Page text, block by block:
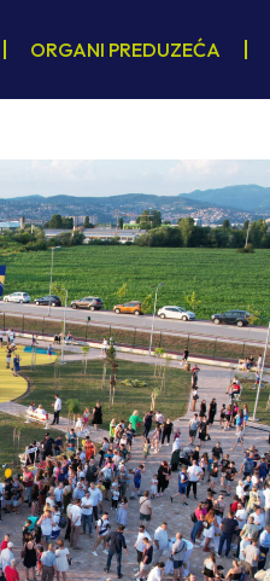
ORGANI PREDUZEĆA